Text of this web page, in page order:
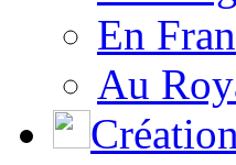
En
Au
Création